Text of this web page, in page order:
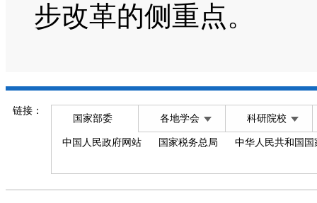
步改革的侧重点。
链接：
国家部委 各地学会 科研院校
中国人民政府网站 国家税务总局 中华人民共和国